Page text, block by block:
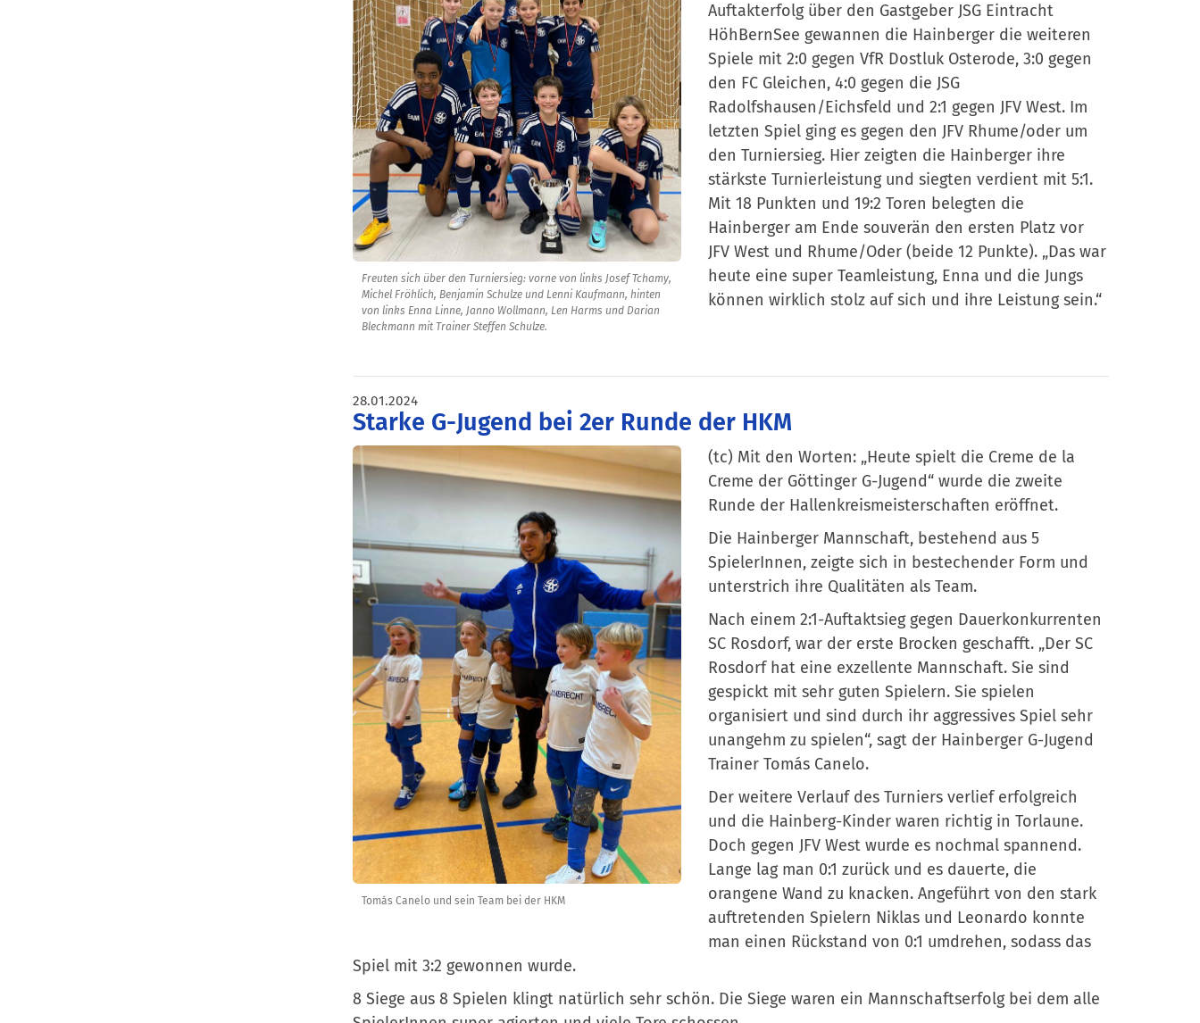
Freuten sich über den Turniersieg: vorne von links Josef Tchamy,
Michel Fröhlich, Benjamin Schulze und Lenni Kaufmann, hinten
von links Enna Linne, Janno Wollmann, Len Harms und Darian
Bleckmann mit Trainer Steffen Schulze.
Auftakterfolg über den Gastgeber JSG Eintracht
HöhBernSee gewannen die Hainberger die weiteren
Spiele mit 2:0 gegen VfR Dostluk Osterode, 3:0 gegen
den FC Gleichen, 4:0 gegen die JSG
Radolfshausen/Eichsfeld und 2:1 gegen JFV West. Im
letzten Spiel ging es gegen den JFV Rhume/oder um
den Turniersieg. Hier zeigten die Hainberger ihre
stärkste Turnierleistung und siegten verdient mit 5:1.
Mit 18 Punkten und 19:2 Toren belegten die
Hainberger am Ende souverän den ersten Platz vor
JFV West und Rhume/Oder (beide 12 Punkte). „Das war
heute eine super Teamleistung, Enna und die Jungs
können wirklich stolz auf sich und ihre Leistung sein.“
28.01.2024
Starke G-Jugend bei 2er Runde der HKM
Tomás Canelo und sein Team bei der HKM
(tc) Mit den Worten: „Heute spielt die Creme de la
Creme der Göttinger G-Jugend“ wurde die zweite
Runde der Hallenkreismeisterschaften eröffnet.
Die Hainberger Mannschaft, bestehend aus 5
SpielerInnen, zeigte sich in bestechender Form und
unterstrich ihre Qualitäten als Team.
Nach einem 2:1-Auftaktsieg gegen Dauerkonkurrenten
SC Rosdorf, war der erste Brocken geschafft. „Der SC
Rosdorf hat eine exzellente Mannschaft. Sie sind
gespickt mit sehr guten Spielern. Sie spielen
organisiert und sind durch ihr aggressives Spiel sehr
unangehm zu spielen“, sagt der Hainberger G-Jugend
Trainer Tomás Canelo.
Der weitere Verlauf des Turniers verlief erfolgreich
und die Hainberg-Kinder waren richtig in Torlaune.
Doch gegen JFV West wurde es nochmal spannend.
Lange lag man 0:1 zurück und es dauerte, die
orangene Wand zu knacken. Angeführt von den stark
auftretenden Spielern Niklas und Leonardo konnte
man einen Rückstand von 0:1 umdrehen, sodass das
Spiel mit 3:2 gewonnen wurde.
8 Siege aus 8 Spielen klingt natürlich sehr schön. Die Siege waren ein Mannschaftserfolg bei dem alle